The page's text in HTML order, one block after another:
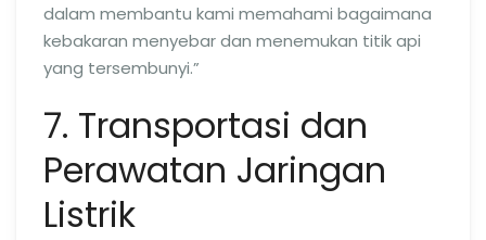
dalam membantu kami memahami bagaimana
kebakaran menyebar dan menemukan titik api
yang tersembunyi.”
7. Transportasi dan
Perawatan Jaringan
Listrik